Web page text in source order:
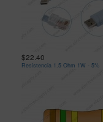
$22.40
Resistencia 1.5 Ohm 1W - 5%